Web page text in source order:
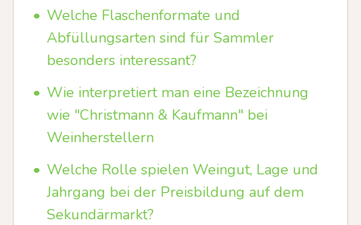
• Welche Flaschenformate und
Abfüllungsarten sind für Sammler
besonders interessant?
• Wie interpretiert man eine Bezeichnung
wie "Christmann & Kaufmann" bei
Weinherstellern
• Welche Rolle spielen Weingut, Lage und
Jahrgang bei der Preisbildung auf dem
Sekundärmarkt?